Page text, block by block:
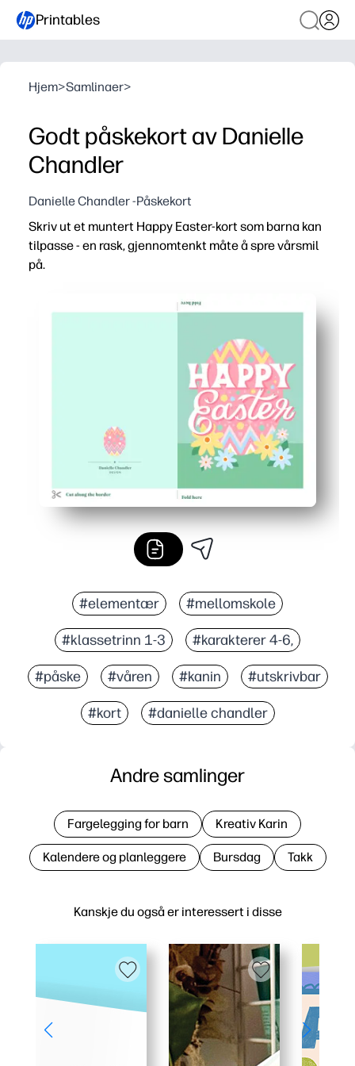
Printables
Hjem>Samlinaer>
Godt påskekort av Danielle
Chandler
Danielle Chandler -Påskekort
Skriv ut et muntert Happy Easter-kort som barna kan
tilpasse - en rask, gjennomtenkt måte å spre vårsmil
på.
Enkel forberedelse - bare skriv ut, brett og signer for
Engasjerer unge forfattere - plass til et inderlig notat
Morsomt å tilpasse - barna kan legge til klotter,
Klasserom og familievennlig - fungerer med alle
#elementær #mellomskole
#klassetrinn 1-3 #karakterer 4-6,
#påske #våren #kanin #utskrivbar
#kort #danielle chandler
Kanskje du også er interessert i disse
Andre samlinger
Fargelegging for barn Kreativ Karin
Kalendere og planleggere Bursdag Takk